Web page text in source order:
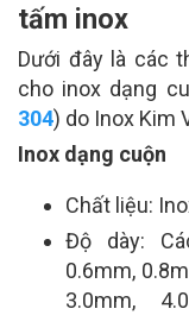
tấm inox
Dưới đây là các
cho inox dạng
304) do Inox Kim
Inox dạng cuộn
Chất liệu:
Độ dày:
0.6mm,
3.0mm,